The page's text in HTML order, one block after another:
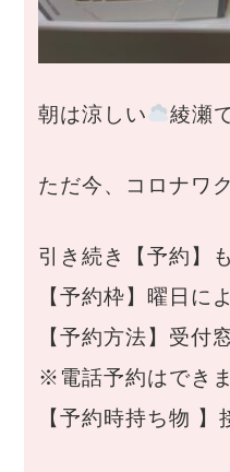
朝は涼しい 綾瀬
ただ今、コロナワ
引き続き【予約】
【予約枠】曜日に
【予約方法】受付
※電話予約はでき
【予約時持ち物